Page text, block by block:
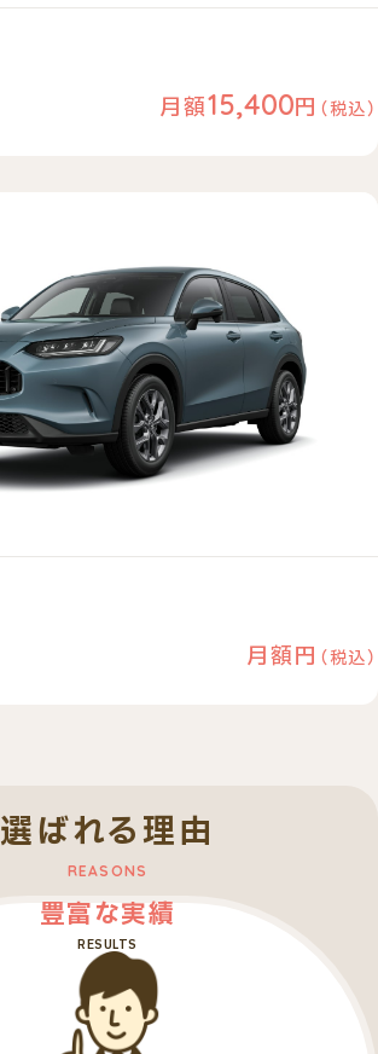
月額15,400円 （税込）
月額円 （税込）
選ばれる理由
豊富な実績
RESULTS